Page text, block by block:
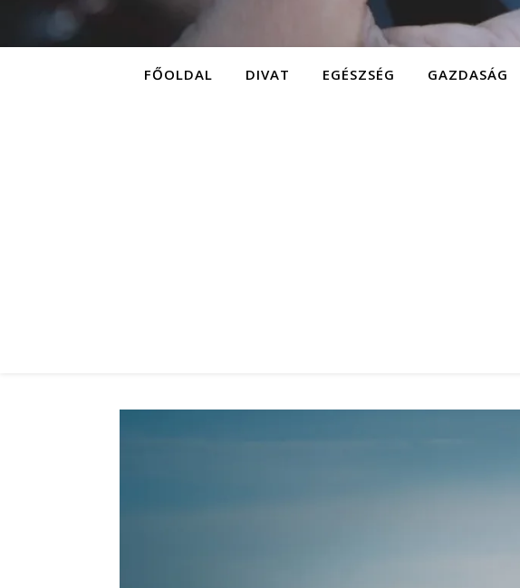
FŐOLDAL DIVAT EGÉSZSÉG GAZDASÁG